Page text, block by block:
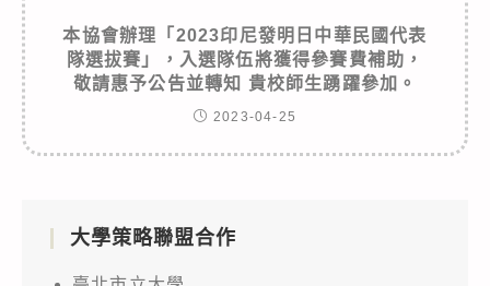
本協會辦理「2023印尼發明日中華民國代表
隊選拔賽」，入選隊伍將獲得參賽費補助，
敬請惠予公告並轉知 貴校師生踴躍參加。
2023-04-25
大學策略聯盟合作